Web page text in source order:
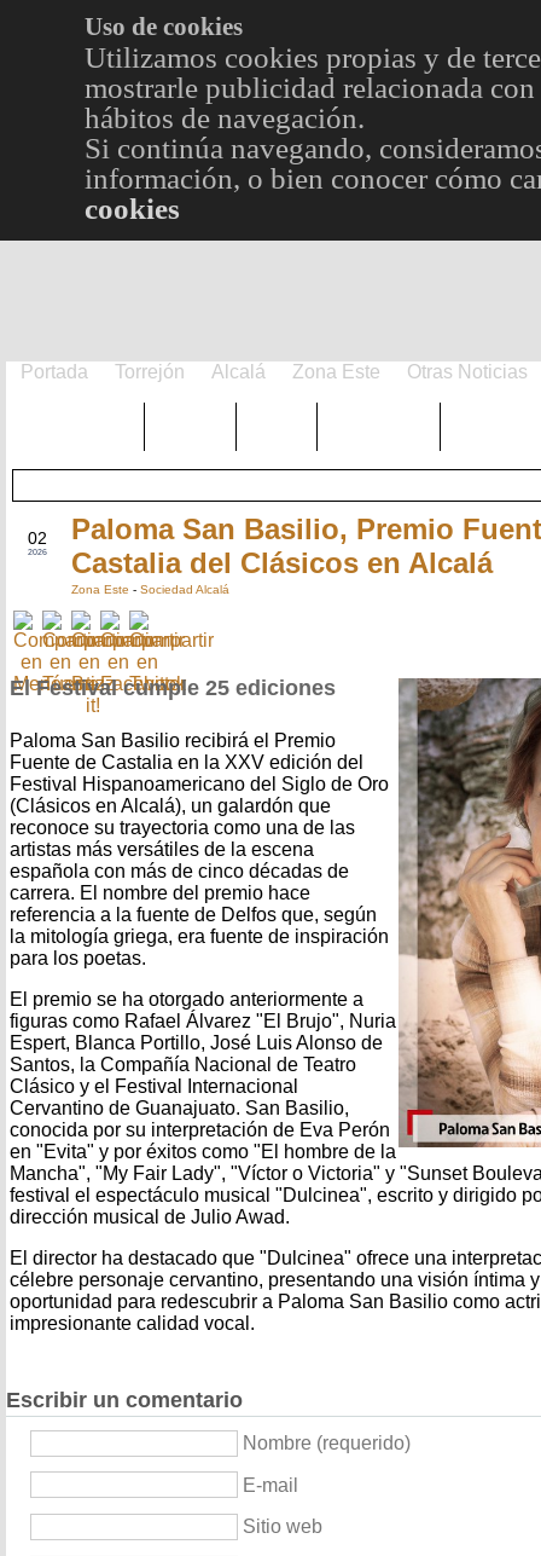
Uso de cookies
Utilizamos cookies propias y de
mostrarle publicidad relacionada
hábitos de navegación.
Si continúa navegando,
información, o bien conocer cómo
cookies
Portada Torrejón Alcalá Zona Este Otras Noticias
02
2026
Paloma San Basilio, Premio
Castalia del Clásicos en Alcalá
Zona Este - Sociedad Alcalá
El Festival cumple 25 ediciones
Paloma San Basilio recibirá el Premio
Fuente de Castalia en la XXV edición del
Festival Hispanoamericano del Siglo de Oro
(Clásicos en Alcalá), un galardón que
reconoce su trayectoria como una de las
artistas más versátiles de la escena
española con más de cinco décadas de
carrera. El nombre del premio hace
referencia a la fuente de Delfos que, según
la mitología griega, era fuente de inspiración
para los poetas.
El premio se ha otorgado anteriormente a
figuras como Rafael Álvarez "El Brujo", Nuria
Espert, Blanca Portillo, José Luis Alonso de
Santos, la Compañía Nacional de Teatro
Clásico y el Festival Internacional
Cervantino de Guanajuato. San Basilio,
conocida por su interpretación de Eva Perón
en "Evita" y por éxitos como "El hombre de la
Mancha", "My Fair Lady", "Víctor o Victoria" y "Sunset
festival el espectáculo musical "Dulcinea", escrito y dirigido
dirección musical de Julio Awad.
El director ha destacado que "Dulcinea" ofrece una
célebre personaje cervantino, presentando una visión íntima
oportunidad para redescubrir a Paloma San Basilio como
impresionante calidad vocal.
Escribir un comentario
Nombre (requerido)
E-mail
Sitio web